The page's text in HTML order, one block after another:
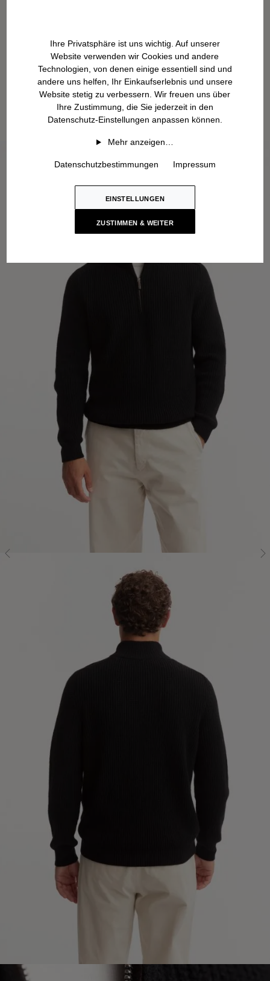
Ihre Privatsphäre ist uns wichtig. Auf unserer
Website verwenden wir Cookies und andere
Technologien, von denen einige essentiell sind und
andere uns helfen, Ihr Einkaufserlebnis und unsere
Website stetig zu verbessern. Wir freuen uns über
Ihre Zustimmung, die Sie jederzeit in den
Datenschutz-Einstellungen anpassen können.
Mehr anzeigen…
Datenschutzbestimmungen Impressum
EINSTELLUNGEN
ZUSTIMMEN & WEITER